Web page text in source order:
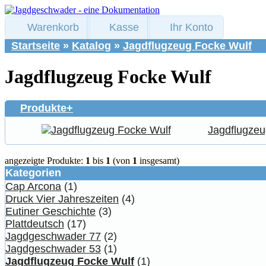
Warenkorb Kasse
Ihr Konto
Startseite » Katalog » Jagdflugzeug Focke Wulf
Jagdflugzeug Focke Wulf
Produkte+
angezeigte Produkte: 1 bis 1 (von 1 insgesamt)
Kategorien
Cap Arcona (1)
Druck Vier Jahreszeiten (4)
Eutiner Geschichte (3)
Plattdeutsch (17)
Jagdgeschwader 77 (2)
Jagdgeschwader 53 (1)
Jagdflugzeug Focke Wulf (1)